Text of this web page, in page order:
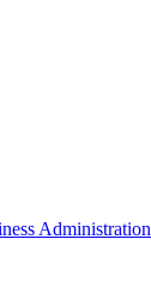
Administration